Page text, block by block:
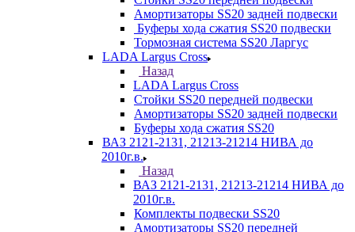
Амортизаторы SS20 задней подвески
Буферы хода сжатия SS20 подвески
Тормозная система SS20 Ларгус
LADA Largus Cross
Назад
LADA Largus Cross
Стойки SS20 передней подвески
Амортизаторы SS20 задней подвески
Буферы хода сжатия SS20
ВАЗ 2121-2131, 21213-21214 НИВА до
2010г.в.
Назад
ВАЗ 2121-2131, 21213-21214 НИВА до
2010г.в.
Комплекты подвески SS20
Амортизаторы SS20 передней